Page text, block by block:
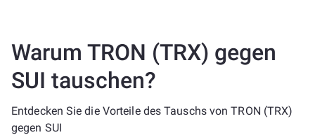
Warum TRON (TRX) gegen
SUI tauschen?
Entdecken Sie die Vorteile des Tauschs von TRON (TRX)
gegen SUI